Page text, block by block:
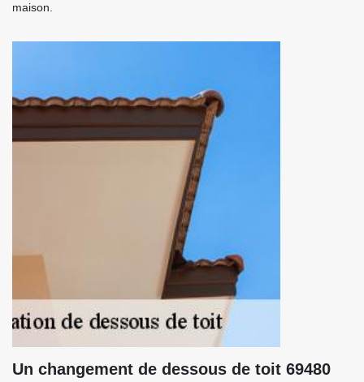
maison.
Un changement de dessous de toit 69480